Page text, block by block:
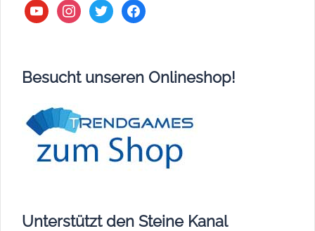
youtubeinstagram
twitter facebook
Besucht unseren Onlineshop!
Unterstützt den Steine Kanal